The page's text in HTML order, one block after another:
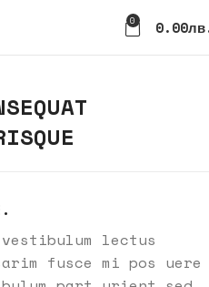
0 0.00
lectus
fusce mi pos uere